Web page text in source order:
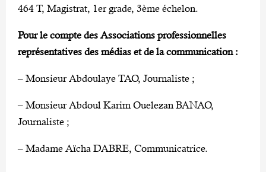
464 T, Magistrat, 1er grade, 3ème échelon.
Pour le compte des Associations professionnelles
représentatives des médias et de la communication :
– Monsieur Abdoulaye TAO, Journaliste ;
– Monsieur Abdoul Karim Ouelezan BANAO,
Journaliste ;
– Madame Aïcha DABRE, Communicatrice.